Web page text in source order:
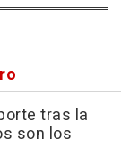
tras la
son los